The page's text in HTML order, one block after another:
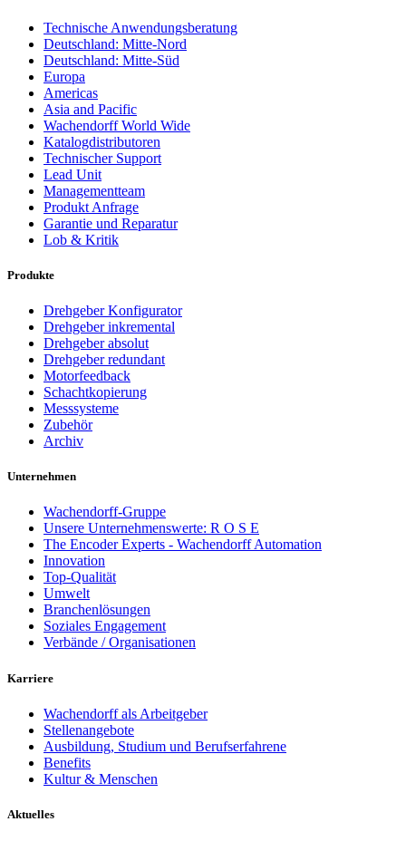
Technische Anwendungsberatung
Deutschland: Mitte-Nord
Deutschland: Mitte-Süd
Europa
Americas
Asia and Pacific
Wachendorff World Wide
Katalogdistributoren
Technischer Support
Lead Unit
Managementteam
Produkt Anfrage
Garantie und Reparatur
Lob & Kritik
Produkte
Drehgeber Konfigurator
Drehgeber inkremental
Drehgeber absolut
Drehgeber redundant
Motorfeedback
Schachtkopierung
Messsysteme
Zubehör
Archiv
Unternehmen
Wachendorff-Gruppe
Unsere Unternehmenswerte: R O S E
The Encoder Experts - Wachendorff Automation
Innovation
Top-Qualität
Umwelt
Branchenlösungen
Soziales Engagement
Verbände / Organisationen
Karriere
Wachendorff als Arbeitgeber
Stellenangebote
Ausbildung, Studium und Berufserfahrene
Benefits
Kultur & Menschen
Aktuelles